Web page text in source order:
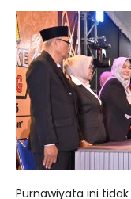
Purnawiyata ini tidak